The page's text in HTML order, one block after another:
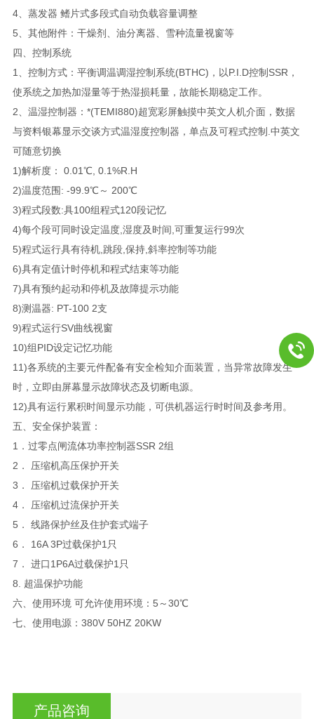
4、蒸发器 鳍片式多段式自动负载容量调整
5、其他附件：干燥剂、油分离器、雪种流量视窗等
四、控制系统
1、控制方式：平衡调温调湿控制系统(BTHC)，以P.I.D控制SSR，
使系统之加热加湿量等于热湿损耗量，故能长期稳定工作。
2、温湿控制器：*(TEMI880)超宽彩屏触摸中英文人机介面，数据
与资料银幕显示交谈方式温湿度控制器，单点及可程式控制.中英文
可随意切换
1)解析度： 0.01℃, 0.1%R.H
2)温度范围: -99.9℃～ 200℃
3)程式段数:具100组程式120段记忆
4)每个段可同时设定温度,湿度及时间,可重复运行99次
5)程式运行具有待机,跳段,保持,斜率控制等功能
6)具有定值计时停机和程式结束等功能
7)具有预约起动和停机及故障提示功能
8)测温器: PT-100 2支
9)程式运行SV曲线视窗
10)组PID设定记忆功能
11)各系统的主要元件配备有安全检知介面装置，当异常故障发生
时，立即由屏幕显示故障状态及切断电源。
12)具有运行累积时间显示功能，可供机器运行时时间及参考用。
五、安全保护装置：
1．过零点闸流体功率控制器SSR 2组
2． 压缩机高压保护开关
3． 压缩机过载保护开关
4． 压缩机过流保护开关
5． 线路保护丝及住护套式端子
6． 16A 3P过载保护1只
7． 进口1P6A过载保护1只
8. 超温保护功能
六、使用环境 可允许使用环境：5～30℃
七、使用电源：380V 50HZ 20KW
产品咨询